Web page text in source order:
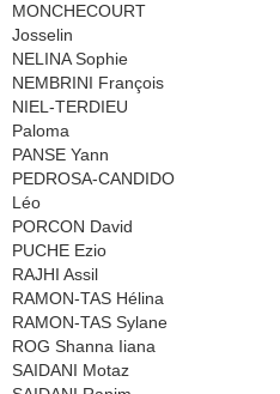
MONCHECOURT
Josselin
NELINA Sophie
NEMBRINI François
NIEL-TERDIEU
Paloma
PANSE Yann
PEDROSA-CANDIDO
Léo
PORCON David
PUCHE Ezio
RAJHI Assil
RAMON-TAS Hélina
RAMON-TAS Sylane
ROG Shanna Iiana
SAIDANI Motaz